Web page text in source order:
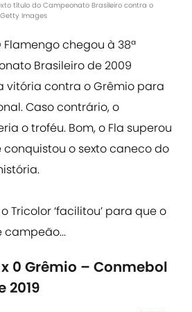
título do Campeonato Brasileiro contra o
Getty Images
Flamengo chegou à 38ª
Brasileiro de 2009
vitória contra o Grêmio para
Caso contrário, o
o troféu. Bom, o Fla superou
conquistou o sexto caneco do
Tricolor ‘facilitou’ para que o
campeão...
0 Grêmio – Conmebol
2019